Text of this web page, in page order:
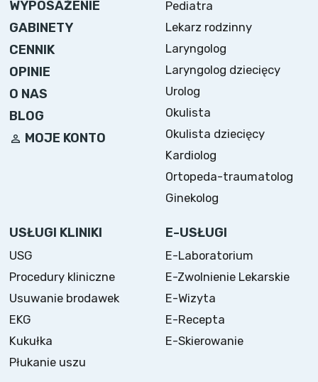
WYPOSAŻENIE
GABINETY
CENNIK
OPINIE
O NAS
BLOG
MOJE KONTO
Pediatra
Lekarz rodzinny
Laryngolog
Laryngolog dziecięcy
Urolog
Okulista
Okulista dziecięcy
Kardiolog
Ortopeda-traumatolog
Ginekolog
USŁUGI KLINIKI
USG
Procedury kliniczne
Usuwanie brodawek
EKG
Kukułka
Płukanie uszu
E-USŁUGI
E-Laboratorium
E-Zwolnienie Lekarskie
E-Wizyta
E-Recepta
E-Skierowanie